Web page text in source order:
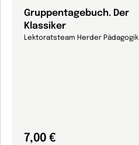
Gruppentagebuch. Der
Klassiker
Lektoratsteam Herder Pädagogik
7,00 €